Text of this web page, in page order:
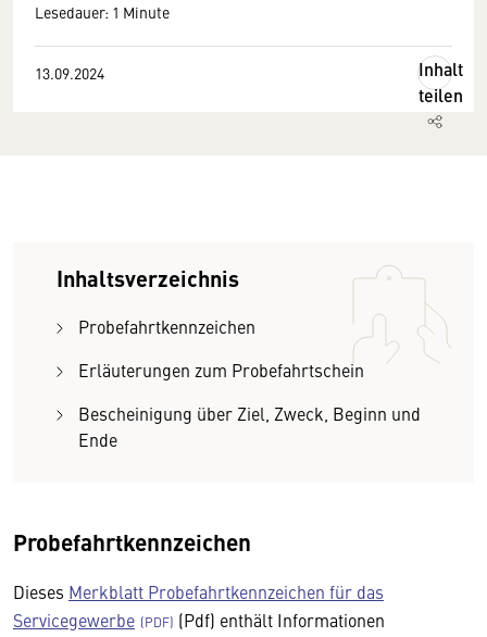
Lesedauer: 1 Minute
13.09.2024
Inhalt
teilen
Inhaltsverzeichnis
Probefahrtkennzeichen
Erläuterungen zum Probefahrtschein
Bescheinigung über Ziel, Zweck, Beginn und
Ende
Probefahrtkennzeichen
Dieses Merkblatt Probefahrtkennzeichen für das
Servicegewerbe
(Pdf) enthält Informationen